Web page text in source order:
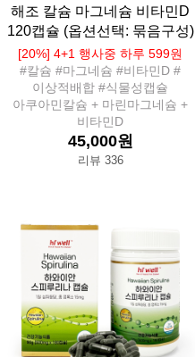
해조 칼슘 마그네슘 비타민D
120캡슐 (옵션선택: 묶음구성)
[20%] 4+1 행사중 하루 599원
#칼슘 #마그네슘 #비타민D #
이상적배합 #식물성캡슐
아쿠아민칼슘 + 마린마그네슘 +
비타민D
45,000원
리뷰 336